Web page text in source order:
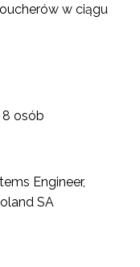
w ciągu
8 osób
Engineer,
SA